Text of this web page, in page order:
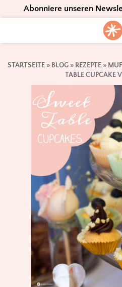
to
navigation
to
content
to
Abonniere unseren
STARTSEITE» BLOG» REZEPTE»
TABLE CUPCAKE